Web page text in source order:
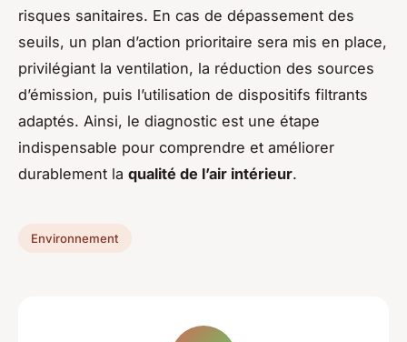
risques sanitaires. En cas de dépassement des
seuils, un plan d’action prioritaire sera mis en place,
privilégiant la ventilation, la réduction des sources
d’émission, puis l’utilisation de dispositifs filtrants
adaptés. Ainsi, le diagnostic est une étape
indispensable pour comprendre et améliorer
durablement la qualité de l’air intérieur.
Environnement